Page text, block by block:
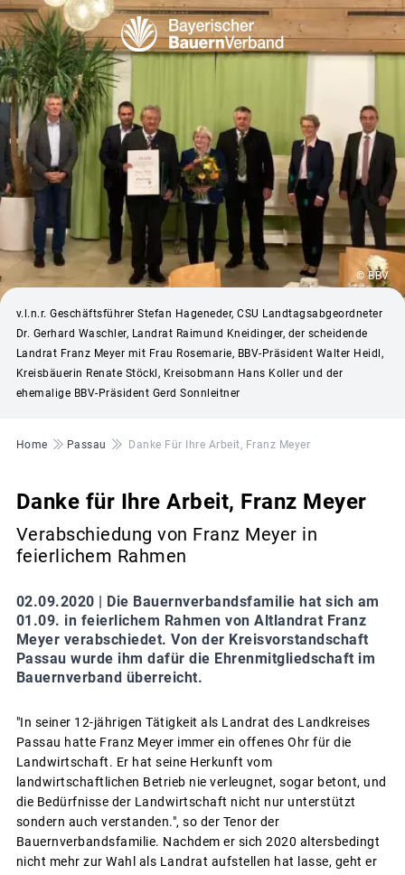
© BBV
v.l.n.r. Geschäftsführer Stefan Hageneder, CSU Landtagsabgeordneter
Dr. Gerhard Waschler, Landrat Raimund Kneidinger, der scheidende
Landrat Franz Meyer mit Frau Rosemarie, BBV-Präsident Walter Heidl,
Kreisbäuerin Renate Stöckl, Kreisobmann Hans Koller und der
ehemalige BBV-Präsident Gerd Sonnleitner
Pfadnavigation
Home Passau Danke Für Ihre Arbeit, Franz Meyer
Danke für Ihre Arbeit, Franz Meyer
Verabschiedung von Franz Meyer in
feierlichem Rahmen
02.09.2020 |
Die Bauernverbandsfamilie hat sich am
01.09. in feierlichem Rahmen von Altlandrat Franz
Meyer verabschiedet. Von der Kreisvorstandschaft
Passau wurde ihm dafür die Ehrenmitgliedschaft im
Bauernverband überreicht.
"In seiner 12-jährigen Tätigkeit als Landrat des Landkreises
Passau hatte Franz Meyer immer ein offenes Ohr für die
Landwirtschaft. Er hat seine Herkunft vom
landwirtschaftlichen Betrieb nie verleugnet, sogar betont, und
die Bedürfnisse der Landwirtschaft nicht nur unterstützt
sondern auch verstanden.", so der Tenor der
Bauernverbandsfamilie. Nachdem er sich 2020 altersbedingt
nicht mehr zur Wahl als Landrat aufstellen hat lasse, geht er